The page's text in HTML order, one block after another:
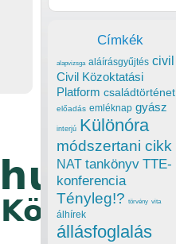
Címkék
alapvizsga aláírásgyűjtés civil
Civil Közoktatási
Platform családtörténet
előadás emléknap gyász
interjú Különóra
módszertani cikk
NAT tankönyv TTE-
konferencia
Tényleg!? törvény vita
álhírek
állásfoglalás